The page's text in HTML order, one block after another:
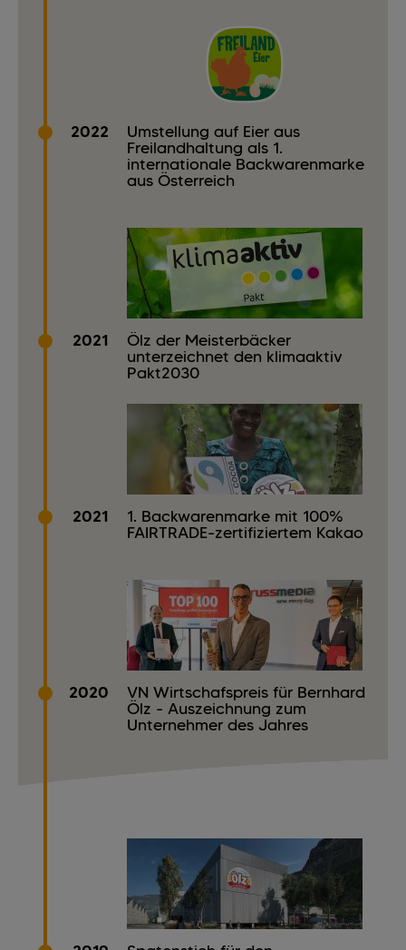
2022
Umstellung auf Eier aus
Freilandhaltung als 1.
internationale Backwarenmarke
aus Österreich
2021
Ölz der Meisterbäcker
unterzeichnet den klimaaktiv
Pakt2030
2021
1. Backwarenmarke mit 100%
FAIRTRADE-zertifiziertem Kakao
2020
VN Wirtschafspreis für Bernhard
Ölz - Auszeichnung zum
Unternehmer des Jahres